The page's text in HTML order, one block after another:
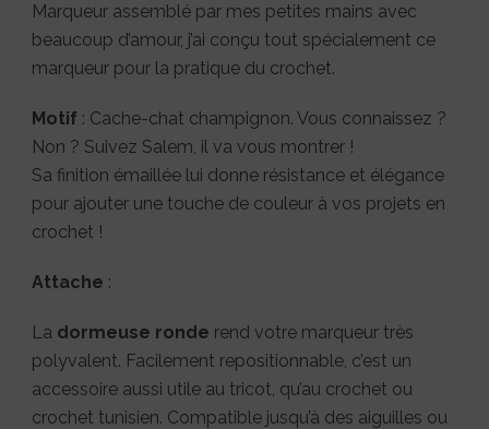
Marqueur assemblé par mes petites mains avec
beaucoup d’amour, j’ai conçu tout spécialement ce
marqueur pour la pratique du crochet.
Motif : Cache-chat champignon. Vous connaissez ?
Non ? Suivez Salem, il va vous montrer !
Sa finition émaillée lui donne résistance et élégance
pour ajouter une touche de couleur à vos projets en
crochet !
Attache :
La dormeuse ronde rend votre marqueur très
polyvalent. Facilement repositionnable, c’est un
accessoire aussi utile au tricot, qu’au crochet ou
crochet tunisien. Compatible jusqu’à des aiguilles ou